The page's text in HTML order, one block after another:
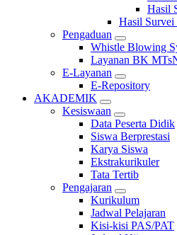
Hasil
Hasil
Pengaduan
Whistle Blowing
Layanan BK
E-Layanan
E-Repository
AKADEMIK
Kesiswaan
Data Peserta Didik
Siswa Berprestasi
Karya Siswa
Ekstrakurikuler
Tata Tertib
Pengajaran
Kurikulum
Jadwal Pelajaran
Kisi-kisi PAS/PAT